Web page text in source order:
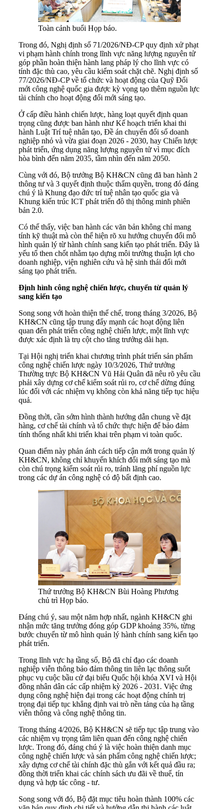
Toàn cảnh buổi Họp báo.
Trong đó, Nghị định số 71/2026/NĐ-CP quy định xử phạt
vi phạm hành chính trong lĩnh vực năng lượng nguyên tử
góp phần hoàn thiện hành lang pháp lý cho lĩnh vực có
tính đặc thù cao, yêu cầu kiểm soát chặt chẽ. Nghị định số
77/2026/NĐ-CP về tổ chức và hoạt động của Quỹ Đổi
mới công nghệ quốc gia được kỳ vọng tạo thêm nguồn lực
tài chính cho hoạt động đổi mới sáng tạo.
Ở cấp điều hành chiến lược, hàng loạt quyết định quan
trọng cũng được ban hành như Kế hoạch triển khai thi
hành Luật Trí tuệ nhân tạo, Đề án chuyển đổi số doanh
nghiệp nhỏ và vừa giai đoạn 2026 - 2030, hay Chiến lược
phát triển, ứng dụng năng lượng nguyên tử vì mục đích
hòa bình đến năm 2035, tầm nhìn đến năm 2050.
Cùng với đó, Bộ trưởng Bộ KH&CN cũng đã ban hành 2
thông tư và 3 quyết định thuộc thẩm quyền, trong đó đáng
chú ý là Khung đạo đức trí tuệ nhân tạo quốc gia và
Khung kiến trúc ICT phát triển đô thị thông minh phiên
bản 2.0.
Có thể thấy, việc ban hành các văn bản không chỉ mang
tính kỹ thuật mà còn thể hiện rõ xu hướng chuyển đổi mô
hình quản lý từ hành chính sang kiến tạo phát triển. Đây là
yếu tố then chốt nhằm tạo dựng môi trường thuận lợi cho
doanh nghiệp, viện nghiên cứu và hệ sinh thái đổi mới
sáng tạo phát triển.
Định hình công nghệ chiến lược, chuyển từ quản lý
sang kiến tạo
Song song với hoàn thiện thể chế, trong tháng 3/2026, Bộ
KH&CN cũng tập trung đẩy mạnh các hoạt động liên
quan đến phát triển công nghệ chiến lược, một lĩnh vực
được xác định là trụ cột cho tăng trưởng dài hạn.
Tại Hội nghị triển khai chương trình phát triển sản phẩm
công nghệ chiến lược ngày 10/3/2026, Thứ trưởng
Thường trực Bộ KH&CN Vũ Hải Quân đã nêu rõ yêu cầu
phải xây dựng cơ chế kiểm soát rủi ro, cơ chế dừng đúng
lúc đối với các nhiệm vụ không còn khả năng tiếp tục hiệu
quả.
Đồng thời, cần sớm hình thành hướng dẫn chung về đặt
hàng, cơ chế tài chính và tổ chức thực hiện để bảo đảm
tính thống nhất khi triển khai trên phạm vi toàn quốc.
Quan điểm này phản ánh cách tiếp cận mới trong quản lý
KH&CN, không chỉ khuyến khích đổi mới sáng tạo mà
còn chú trọng kiểm soát rủi ro, tránh lãng phí nguồn lực
trong các dự án công nghệ có độ bất định cao.
Thứ trưởng Bộ KH&CN Bùi Hoàng Phương
chủ trì Họp báo.
Đáng chú ý, sau một năm hợp nhất, ngành KH&CN ghi
nhận mức tăng trưởng đóng góp GDP khoảng 35%, từng
bước chuyển từ mô hình quản lý hành chính sang kiến tạo
phát triển.
Trong lĩnh vực hạ tầng số, Bộ đã chỉ đạo các doanh
nghiệp viễn thông bảo đảm thông tin liên lạc thông suốt
phục vụ cuộc bầu cử đại biểu Quốc hội khóa XVI và Hội
đồng nhân dân các cấp nhiệm kỳ 2026 - 2031. Việc ứng
dụng công nghệ hiện đại trong các hoạt động chính trị
trọng đại tiếp tục khẳng định vai trò nền tảng của hạ tầng
viễn thông và công nghệ thông tin.
Trong tháng 4/2026, Bộ KH&CN sẽ tiếp tục tập trung vào
các nhiệm vụ trọng tâm liên quan đến công nghệ chiến
lược. Trong đó, đáng chú ý là việc hoàn thiện danh mục
công nghệ chiến lược và sản phẩm công nghệ chiến lược;
xây dựng cơ chế tài chính đặc thù gắn với kết quả đầu ra;
đồng thời triển khai các chính sách ưu đãi về thuế, tín
dụng và hợp tác công - tư.
Song song với đó, Bộ đặt mục tiêu hoàn thành 100% các